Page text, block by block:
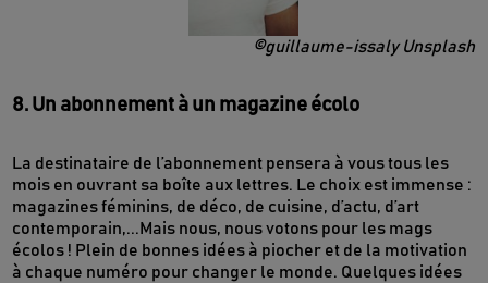
©guillaume-issaly Unsplash
8. Un abonnement à un magazine écolo
La destinataire de l’abonnement pensera à vous tous les
mois en ouvrant sa boîte aux lettres. Le choix est immense :
magazines féminins, de déco, de cuisine, d’actu, d’art
contemporain,...Mais nous, nous votons pour les mags
écolos ! Plein de bonnes idées à piocher et de la motivation
à chaque numéro pour changer le monde. Quelques idées